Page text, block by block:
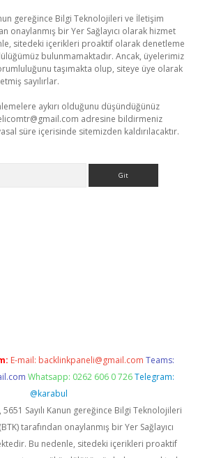
gereğince Bilgi Teknolojileri ve İletişim
onaylanmış bir Yer Sağlayıcı olarak hizmet
sitedeki içerikleri proaktif olarak denetleme
bulunmamaktadır. Ancak, üyelerimiz
taşımakta olup, siteye üye olarak
sayılırlar.
aykırı olduğunu düşündüğünüz
adresine bildirmeniz
süre içerisinde sitemizden kaldırılacaktır.
E-mail: backlinkpaneli@gmail.com Teams:
Whatsapp: 0262 606 0 726 Telegram:
@karabul
5651 Sayılı Kanun gereğince Bilgi Teknolojileri
tarafından onaylanmış bir Yer Sağlayıcı
Bu nedenle, sitedeki içerikleri proaktif